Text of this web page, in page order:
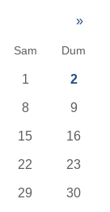
»
Sam Dum
1 2
8 9
15 16
22 23
29 30